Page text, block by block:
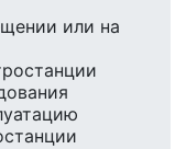
или на